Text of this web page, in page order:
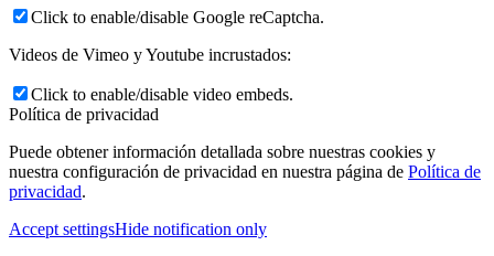
Click to enable/disable Google reCaptcha.
Videos de Vimeo y Youtube incrustados:
Click to enable/disable video embeds.
Política de privacidad
Puede obtener información detallada sobre nuestras cookies y
nuestra configuración de privacidad en nuestra página de Política de
privacidad.
Accept settingsHide notification only